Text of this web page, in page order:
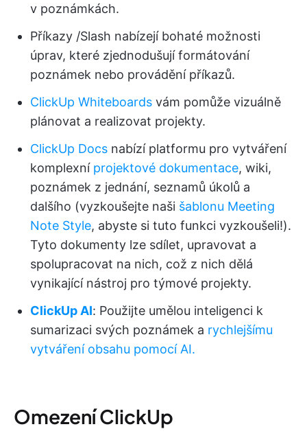
v poznámkách.
Příkazy /Slash nabízejí bohaté možnosti
úprav, které zjednodušují formátování
poznámek nebo provádění příkazů.
ClickUp Whiteboards vám pomůže vizuálně
plánovat a realizovat projekty.
ClickUp Docs nabízí platformu pro vytváření
komplexní projektové dokumentace, wiki,
poznámek z jednání, seznamů úkolů a
dalšího (vyzkoušejte naši šablonu Meeting
Note Style, abyste si tuto funkci vyzkoušeli!).
Tyto dokumenty lze sdílet, upravovat a
spolupracovat na nich, což z nich dělá
vynikající nástroj pro týmové projekty.
ClickUp AI: Použijte umělou inteligenci k
sumarizaci svých poznámek a rychlejšímu
vytváření obsahu pomocí AI.
Omezení ClickUp